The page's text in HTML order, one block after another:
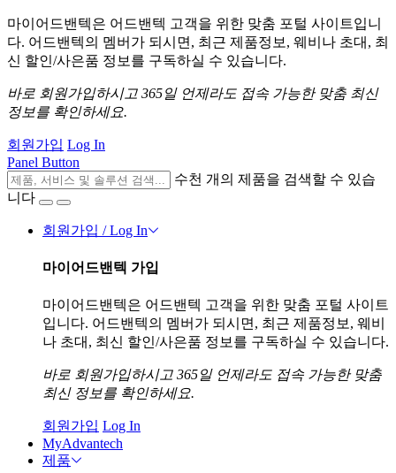
마이어드밴텍은 어드밴텍 고객을 위한 맞춤 포털 사이트입니
다. 어드밴텍의 멤버가 되시면, 최근 제품정보, 웨비나 초대, 최
신 할인/사은품 정보를 구독하실 수 있습니다.
바로 회원가입하시고 365일 언제라도 접속 가능한 맞춤 최신
정보를 확인하세요.
회원가입 Log In
Panel Button
수천 개의 제품을 검색할 수 있습
니다
회원가입 / Log In
마이어드밴텍 가입
마이어드밴텍은 어드밴텍 고객을 위한 맞춤 포털 사이트
입니다. 어드밴텍의 멤버가 되시면, 최근 제품정보, 웨비
나 초대, 최신 할인/사은품 정보를 구독하실 수 있습니다.
바로 회원가입하시고 365일 언제라도 접속 가능한 맞춤
최신 정보를 확인하세요.
회원가입 Log In
MyAdvantech
제품